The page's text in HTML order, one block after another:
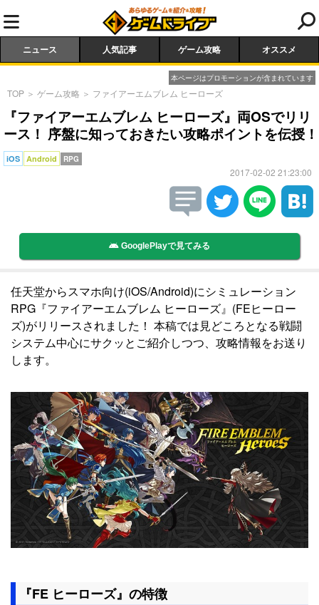
ニュース 人気記事 ゲーム攻略 オススメ
本ページはプロモーションが含まれています
TOP ＞ ゲーム攻略 ＞ ファイアーエムブレム ヒーローズ
『ファイアーエムブレム ヒーローズ』両OSでリリ
ース！ 序盤に知っておきたい攻略ポイントを伝授！
iOS Android RPG
2017-02-02 21:23:00
GooglePlayで見てみる
任天堂からスマホ向け(iOS/Android)にシミュレーション
RPG『ファイアーエムブレム ヒーローズ』(FEヒーロー
ズ)がリリースされました！ 本稿では見どころとなる戦闘
システム中心にサクッとご紹介しつつ、攻略情報をお送り
します。
『FE ヒーローズ』の特徴